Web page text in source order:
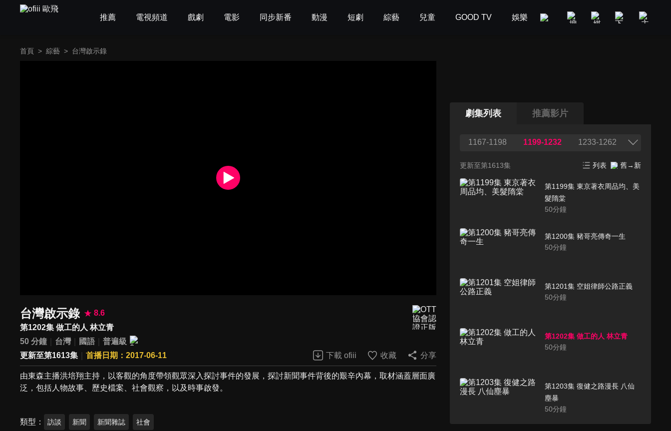
推薦 電視頻道 戲劇 電影 同步新番 動漫 短劇 綜藝 兒童 GOOD TV 娛樂 美食旅遊 新聞政論
首頁 > 綜藝 > 台灣啟示錄
台灣啟示錄
8.6
第1202集 做工的人 林立青
50 分鐘
台灣 國語
普遍級
更新至第1613集
首播日期：2017-06-11 下載 ofiii 收藏 分享
由東森主播洪培翔主持，以客觀的角度帶領觀眾深入探討事件的發展，探討新聞事件背後的艱辛內幕，取材涵蓋層面廣
泛，包括人物故事、歷史檔案、社會觀察，以及時事啟發。
類型 訪談 新聞 新聞雜誌 社會
劇集列表 推薦影片
1167-1198 1199-1232 1233-1262
更新至第1613集 列表 舊→新
第1199集 東京著衣周品均、美
髮隋棠
50分鐘
第1200集 豬哥亮傳奇一生
50分鐘
第1201集 空姐律師公路正義
50分鐘
第1202集 做工的人 林立青
50分鐘
第1203集 復健之路漫長 八仙
塵暴
50分鐘